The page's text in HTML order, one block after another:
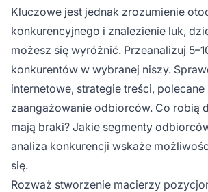
Kluczowe jest jednak zrozumienie
konkurencyjnego i znalezienie luk,
możesz się wyróżnić. Przeanalizuj
konkurentów w wybranej niszy.
internetowe, strategie treści,
zaangażowanie odbiorców. Co robią
mają braki? Jakie segmenty
analiza konkurencji wskaże
się.
Rozważ stworzenie macierzy